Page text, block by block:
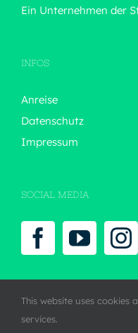
Ein Unternehmen der
INFOS
Anreise
Datenschutz
Impressum
SOCIAL MEDIA
This website uses cookies
services.